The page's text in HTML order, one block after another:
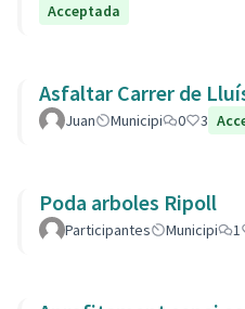
Acceptada
Asfaltar Carrer de
Juan Municipi 0 3
Poda arboles Ripoll
Participantes Municipi 1